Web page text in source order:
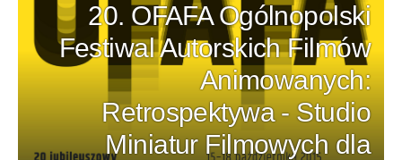
20. OFAFA Ogólnopolski
Festiwal Autorskich Filmów
Animowanych:
Retrospektywa - Studio
Miniatur Filmowych dla